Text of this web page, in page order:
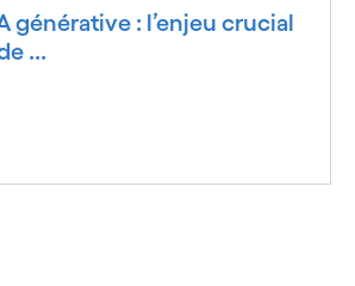
générative : l’enjeu crucial
...